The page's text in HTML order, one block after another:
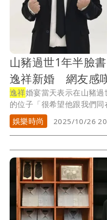
山豬過世1年半臉
逸祥新婚 網友感
逸祥婚宴當天表示在山豬
的位子「很希望他跟我們
山豬...
娛樂時尚 2025/10/26